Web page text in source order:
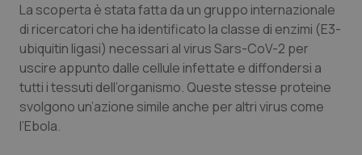
Marche
Molise
Piemonte
Donna & Salute
Epatiti
HIV
La scoperta è stata fatta da un gruppo internazionale
di ricercatori che ha identificato la classe di enzimi (E3-
ubiquitin ligasi) necessari al virus Sars-CoV-2 per
uscire appunto dalle cellule infettate e diffondersi a
tutti i tessuti dell’organismo. Queste stesse proteine
svolgono un’azione simile anche per altri virus come
l’Ebola.